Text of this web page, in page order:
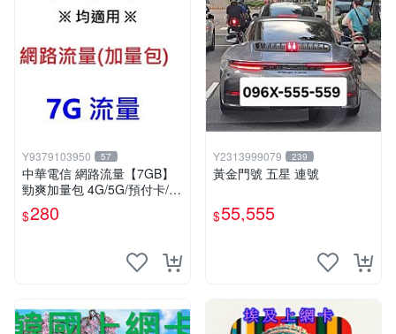
Y9379103950 57
中華電信 網路流量【7GB】
勁爽加量包 4G/5G/預付卡/如
意卡/月租 均可
$280
Y2313999079 239
黃金門號 五星 連號
$55,555